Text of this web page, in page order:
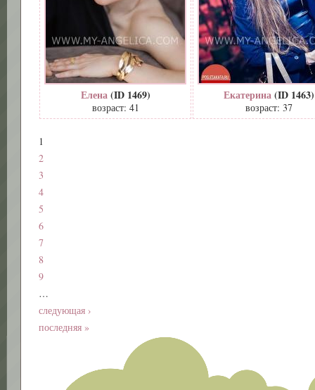
Елена (ID 1469)
возраст: 41
Екатерина (ID 1463)
возраст: 37
1
2
3
4
5
6
7
8
9
…
следующая ›
последняя »